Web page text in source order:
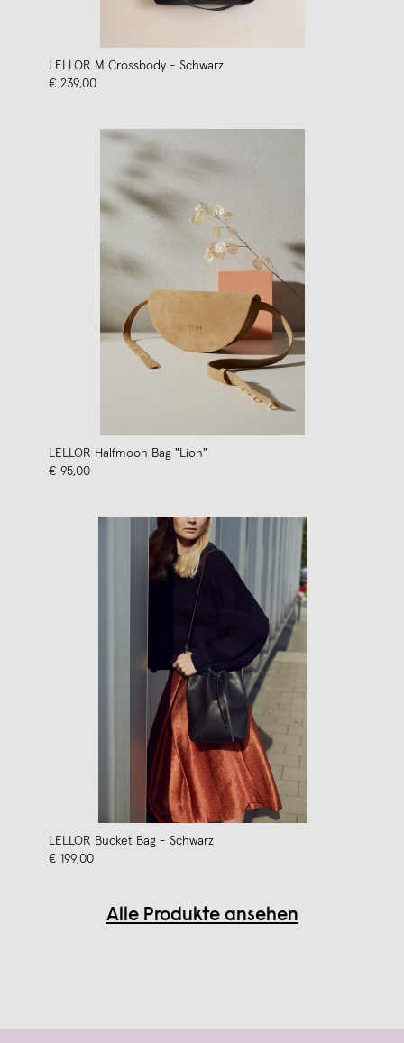
LELLOR M Crossbody - Schwarz
€ 239,00
LELLOR Halfmoon Bag "Lion"
€ 95,00
LELLOR Bucket Bag - Schwarz
€ 199,00
Alle Produkte ansehen